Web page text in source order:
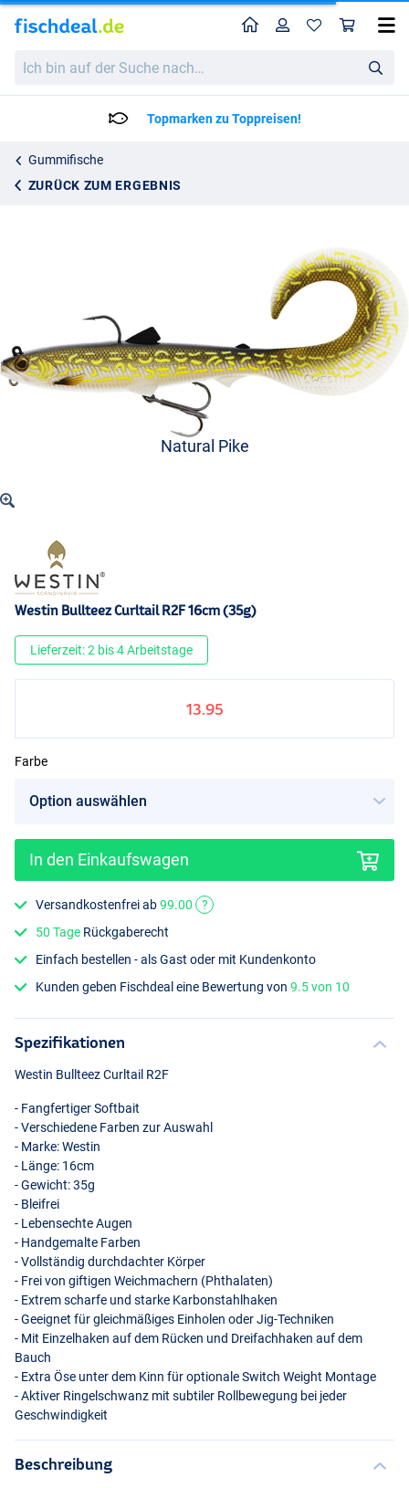
bin
HomeProfil
Topmarken zu Toppreisen!
Gummifische
ZURÜCK ZUM ERGEBNIS
Westin Bullteez Curltail R2F 16cm (35g)
13.95
Natural Pike
Westin Bullteez Curltail R2F 16cm (35g)
Lieferzeit: 2 bis 4 Arbeitstage
13.95
Farbe
In den Einkaufswagen
Versandkostenfrei ab99.00
?
50 Tage Rückgaberecht
Einfach bestellen - als Gast oder mit Kundenkonto
Kunden geben Fischdeal eine Bewertung von9.5 von 10
Spezifikationen
Westin Bullteez Curltail R2F
- Fangfertiger Softbait
- Verschiedene Farben zur Auswahl
- Marke: Westin
- Länge: 16cm
- Gewicht: 35g
- Bleifrei
- Lebensechte Augen
- Handgemalte Farben
- Vollständig durchdachter Körper
- Frei von giftigen Weichmachern (Phthalaten)
- Extrem scharfe und starke Karbonstahlhaken
- Geeignet für gleichmäßiges Einholen oder Jig-Techniken
- Mit Einzelhaken auf dem Rücken und Dreifachhaken auf dem
Bauch
- Extra Öse unter dem Kinn für optionale Switch Weight Montage
- Aktiver Ringelschwanz mit subtiler Rollbewegung bei jeder
Geschwindigkeit
Beschreibung